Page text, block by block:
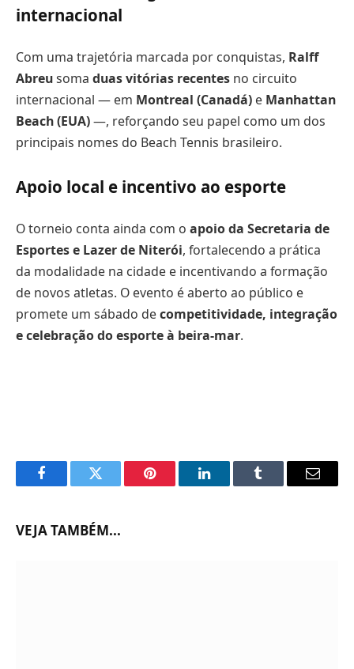
internacional
Com uma trajetória marcada por conquistas, Ralff
Abreusoma duas vitórias recentes no circuito
internacional — em Montreal (Canadá) e Manhattan
Beach (EUA)—, reforçando seu papel como um dos
principais nomes do Beach Tennis brasileiro.
Apoio local e incentivo ao esporte
O torneio conta ainda com o apoio da Secretaria de
Esportes e Lazer de Niterói, fortalecendo a prática
da modalidade na cidade e incentivando a formação
de novos atletas. O evento é aberto ao público e
promete um sábado decompetitividade, integração
e celebração do esporte à beira-mar.
FacebookTwitter Pinterest LinkedInTumblr Email
VEJA TAMBÉM...